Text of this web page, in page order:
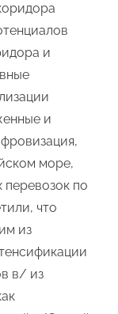
и
и
море,
по
что
из
в/ из